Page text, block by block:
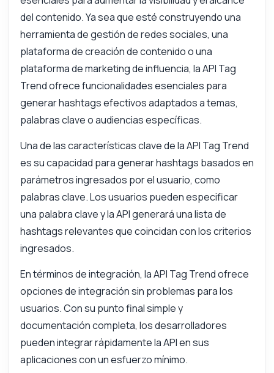
del contenido. Ya sea que esté construyendo una
herramienta de gestión de redes sociales, una
plataforma de creación de contenido o una
plataforma de marketing de influencia, la API Tag
Trend ofrece funcionalidades esenciales para
generar hashtags efectivos adaptados a temas,
palabras clave o audiencias específicas.
Una de las características clave de la API Tag Trend
es su capacidad para generar hashtags basados en
parámetros ingresados por el usuario, como
palabras clave. Los usuarios pueden especificar
una palabra clave y la API generará una lista de
hashtags relevantes que coincidan con los criterios
ingresados.
En términos de integración, la API Tag Trend ofrece
opciones de integración sin problemas para los
usuarios. Con su punto final simple y
documentación completa, los desarrolladores
pueden integrar rápidamente la API en sus
aplicaciones con un esfuerzo mínimo.
¡Hola! Pregúntame lo que quieras sobre
Tendencia de etiquetas API — endpoints,
precios, tips de integración, lo que
necesites.
¿Cómo genero hashtags usando una palabra
clave?
¿Qué parámetros se necesitan para el
endpoint?
hashtags?
¿Cuál es la estructura de respuesta que
debo esperar?
¿Cómo manejo los errores en la respuesta?
¿Qué puede hacer esta API?
Muéstrame un ejemplo de código
¿Cuánto cuesta?
Respondido por Zyla AI ·